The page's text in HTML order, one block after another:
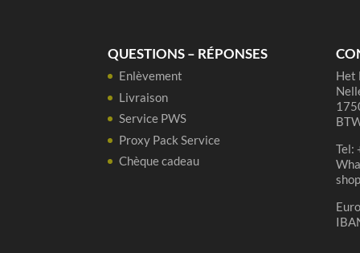
QUESTIONS – RÉPONSES
Enlèvement
Livraison
Service PWS
Proxy Pack Service
Chèque cadeau
Het
Tel: